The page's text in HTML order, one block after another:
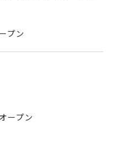
プン
ープン